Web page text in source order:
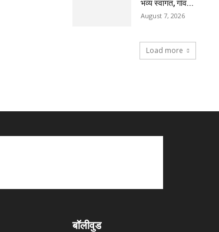
भव्य स्वागत, गांव...
August 7, 2026
Load more
बॉलीवुड